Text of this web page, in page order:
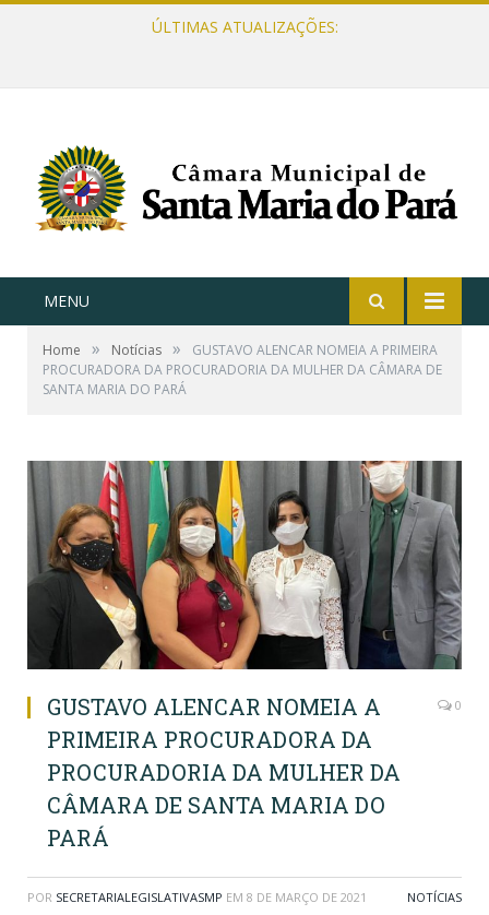
ÚLTIMAS ATUALIZAÇÕES:
MENU
Home » Notícias »
GUSTAVO ALENCAR NOMEIA A PRIMEIRA
PROCURADORA DA PROCURADORIA DA MULHER DA CÂMARA DE
SANTA MARIA DO PARÁ
GUSTAVO ALENCAR NOMEIA A
PRIMEIRA PROCURADORA DA
PROCURADORIA DA MULHER DA
CÂMARA DE SANTA MARIA DO
PARÁ
0
POR SECRETARIALEGISLATIVASMP EM 8 DE MARÇO DE 2021 NOTÍCIAS